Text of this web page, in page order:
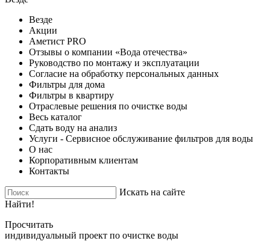
Везде
Акции
Аметист PRO
Отзывы о компании «Вода отечества»
Руководство по монтажу и эксплуатации
Согласие на обработку персональных данных
Фильтры для дома
Фильтры в квартиру
Отраслевые решения по очистке воды
Весь каталог
Сдать воду на анализ
Услуги - Сервисное обслуживание фильтров для воды
О нас
Корпоративным клиентам
Контакты
Искать на сайте
Найти!
Просчитать
индивидуальный проект по очистке воды